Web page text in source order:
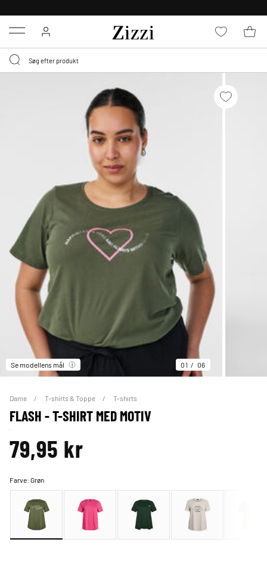
Menu
Se modellens mål 01 06
Dame T-shirts & Toppe T-shirts
FLASH - T-SHIRT MED MOTIV
79,95 kr
Farve:Grøn